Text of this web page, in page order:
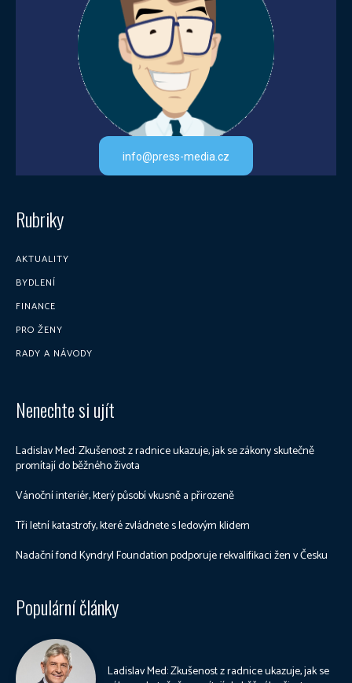
info@press-media.cz
Rubriky
AKTUALITY
BYDLENÍ
FINANCE
PRO ŽENY
RADY A NÁVODY
Nenechte si ujít
Ladislav Med: Zkušenost z radnice ukazuje, jak se zákony skutečně
promítají do běžného života
Vánoční interiér, který působí vkusně a přirozeně
Tři letní katastrofy, které zvládnete s ledovým klidem
Nadační fond Kyndryl Foundation podporuje rekvalifikaci žen v Česku
Populární články
Ladislav Med: Zkušenost z radnice ukazuje, jak se